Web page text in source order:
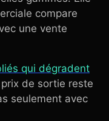
compare
une vente
qui dégradent
de sortie reste
seulement avec